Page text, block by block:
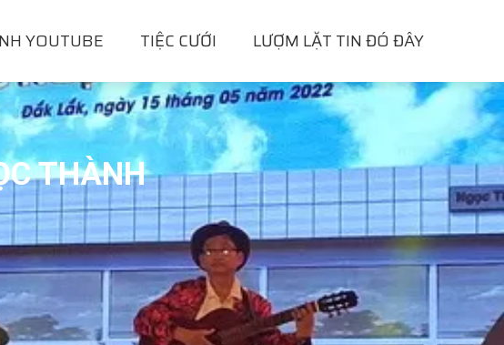
YOUTUBE TIỆC CƯỚI LƯỢM LẶT TIN ĐÓ ĐÂY
THÀNH